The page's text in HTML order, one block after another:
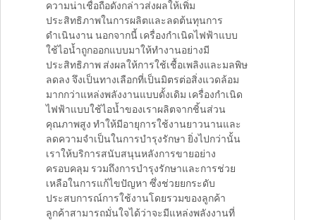
ความน่าเชื่อถือดังกล่าวส่งผลให้เพิ่ม
ประสิทธิภาพในการผลิตและลดต้นทุนการ
ดำเนินงาน นอกจากนี้ เครื่องกำเนิดไฟฟ้าแบบ
ใช้ไอน้ำถูกออกแบบมาให้ทำงานอย่างมี
ประสิทธิภาพ ส่งผลให้การใช้เชื้อเพลิงและมลพิษ
ลดลง จึงเป็นทางเลือกที่เป็นมิตรต่อสิ่งแวดล้อม
มากกว่าแหล่งพลังงานแบบดั้งเดิม เครื่องกำเนิด
ไฟฟ้าแบบใช้ไอน้ำของเราผลิตจากชิ้นส่วน
คุณภาพสูง ทำให้มีอายุการใช้งานยาวนานและ
ลดความจำเป็นในการบำรุงรักษา ยิ่งไปกว่านั้น
เราให้บริการสนับสนุนหลังการขายอย่าง
ครอบคลุม รวมถึงการบำรุงรักษาและการช่วย
เหลือในการแก้ไขปัญหา ซึ่งช่วยยกระดับ
ประสบการณ์การใช้งานโดยรวมของลูกค้า
ลูกค้าสามารถมั่นใจได้ว่าจะมีแหล่งพลังงานที่